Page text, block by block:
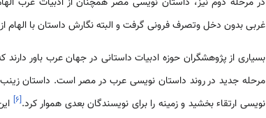
غربی بدون دخل وتصرف فرونی گرفت و البته نگارش داستان با الهام
مرحله جدید در روند داستان نویسی عرب در مصر است. داستان
نویسی ارتقاء بخشید و زمینه را برای نویسندگان بعدی هموار کرد.[۶]